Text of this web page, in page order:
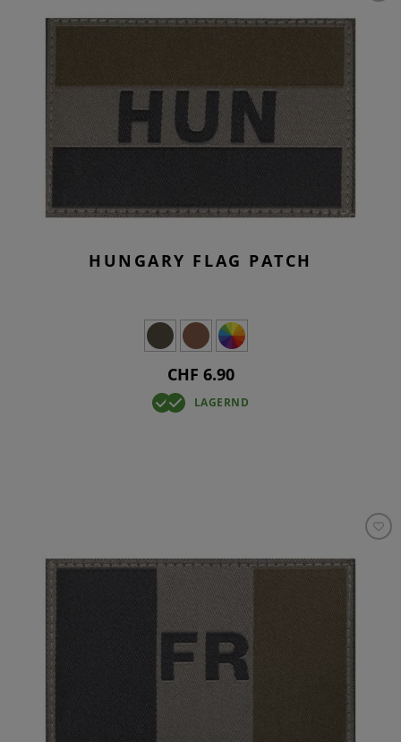
HUNGARY FLAG PATCH
CHF 6.90
LAGERND